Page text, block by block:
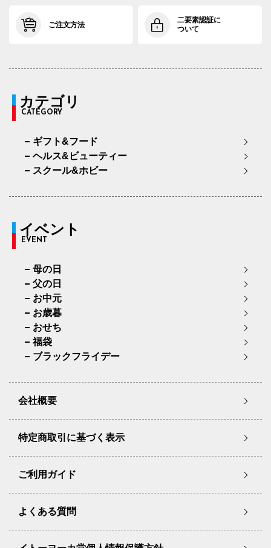
ご注文方法
二要素認証に
ついて
カテゴリ
CATEGORY
ギフト&フード
ヘルス&ビューティー
スクール&ホビー
イベント
EVENT
母の日
父の日
お中元
お歳暮
おせち
福袋
ブラックフライデー
会社概要
特定商取引に基づく表示
ご利用ガイド
よくある質問